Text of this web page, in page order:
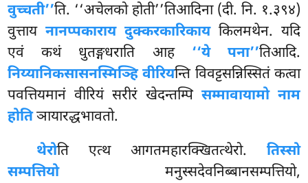
वुच्चती’’ति. ‘‘अचेलको होती’’तिआदिना (दी. नि. १.३९४)
वुत्तायनानप्पकाराय दुक्करकारिकायकिलमथेन. यदि
एवंकथं धुतङ्गधराति आह ‘‘ये पना’’तिआदि.
निय्यानिकसासनस्मिञ्हि वीरियन्ति विवट्टसन्निस्सितं कत्वा
पवत्तियमानं वीरियं सरीरं खेदन्तम्पि सम्मावायामो नाम
होतिञायारद्धभावतो.
थेरोति एत्थ आगतमहारक्खितत्थेरो. तिस्सो
सम्पत्तियोमनुस्सदेवनिब्बानसम्पत्तियो,